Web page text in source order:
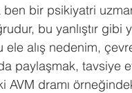
bir psikiyatri
bu yanlıştır
ele alış nedenim,
paylaşmak, tavsiye
AVM dramı